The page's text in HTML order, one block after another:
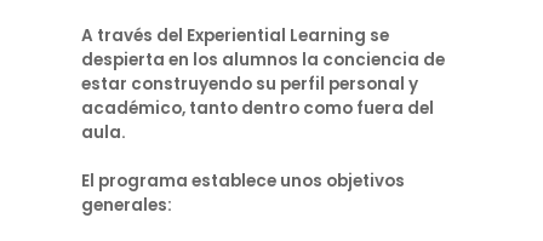
A través del Experiential Learning se
despierta en los alumnos la conciencia de
estar construyendo su perfil personal y
académico, tanto dentro como fuera del
aula.
El programa establece unos objetivos
generales: